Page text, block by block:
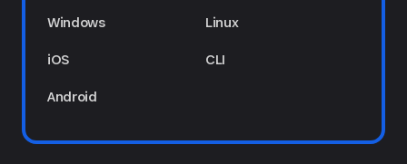
Windows
iOS
Android
Linux
CLI